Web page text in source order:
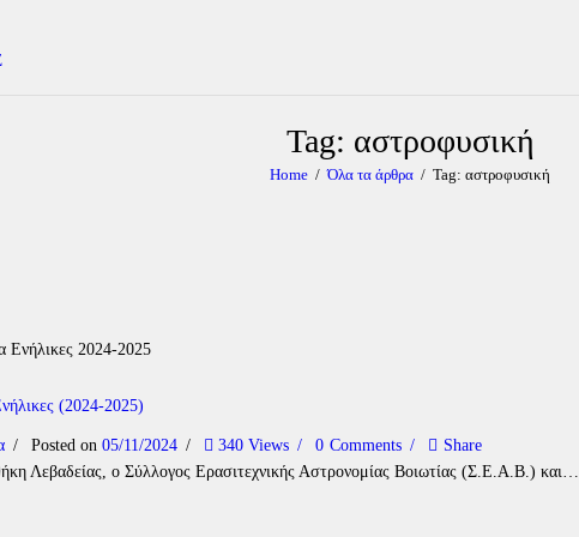
Tag: αστροφυσική
Home Όλα τα άρθρα Tag: αστροφυσική
(2024-2025)
Posted on 05/11/2024 340 Views 0 Comments
Share
Λεβαδείας, ο Σύλλογος Ερασιτεχνικής Αστρονομίας Βοιωτίας (Σ.Ε.Α.Β.) και…